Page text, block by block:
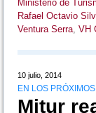
Ministerio de
Rafael Octavio
Ventura Serra, VH
10 julio, 2014
EN LOS
Mitur